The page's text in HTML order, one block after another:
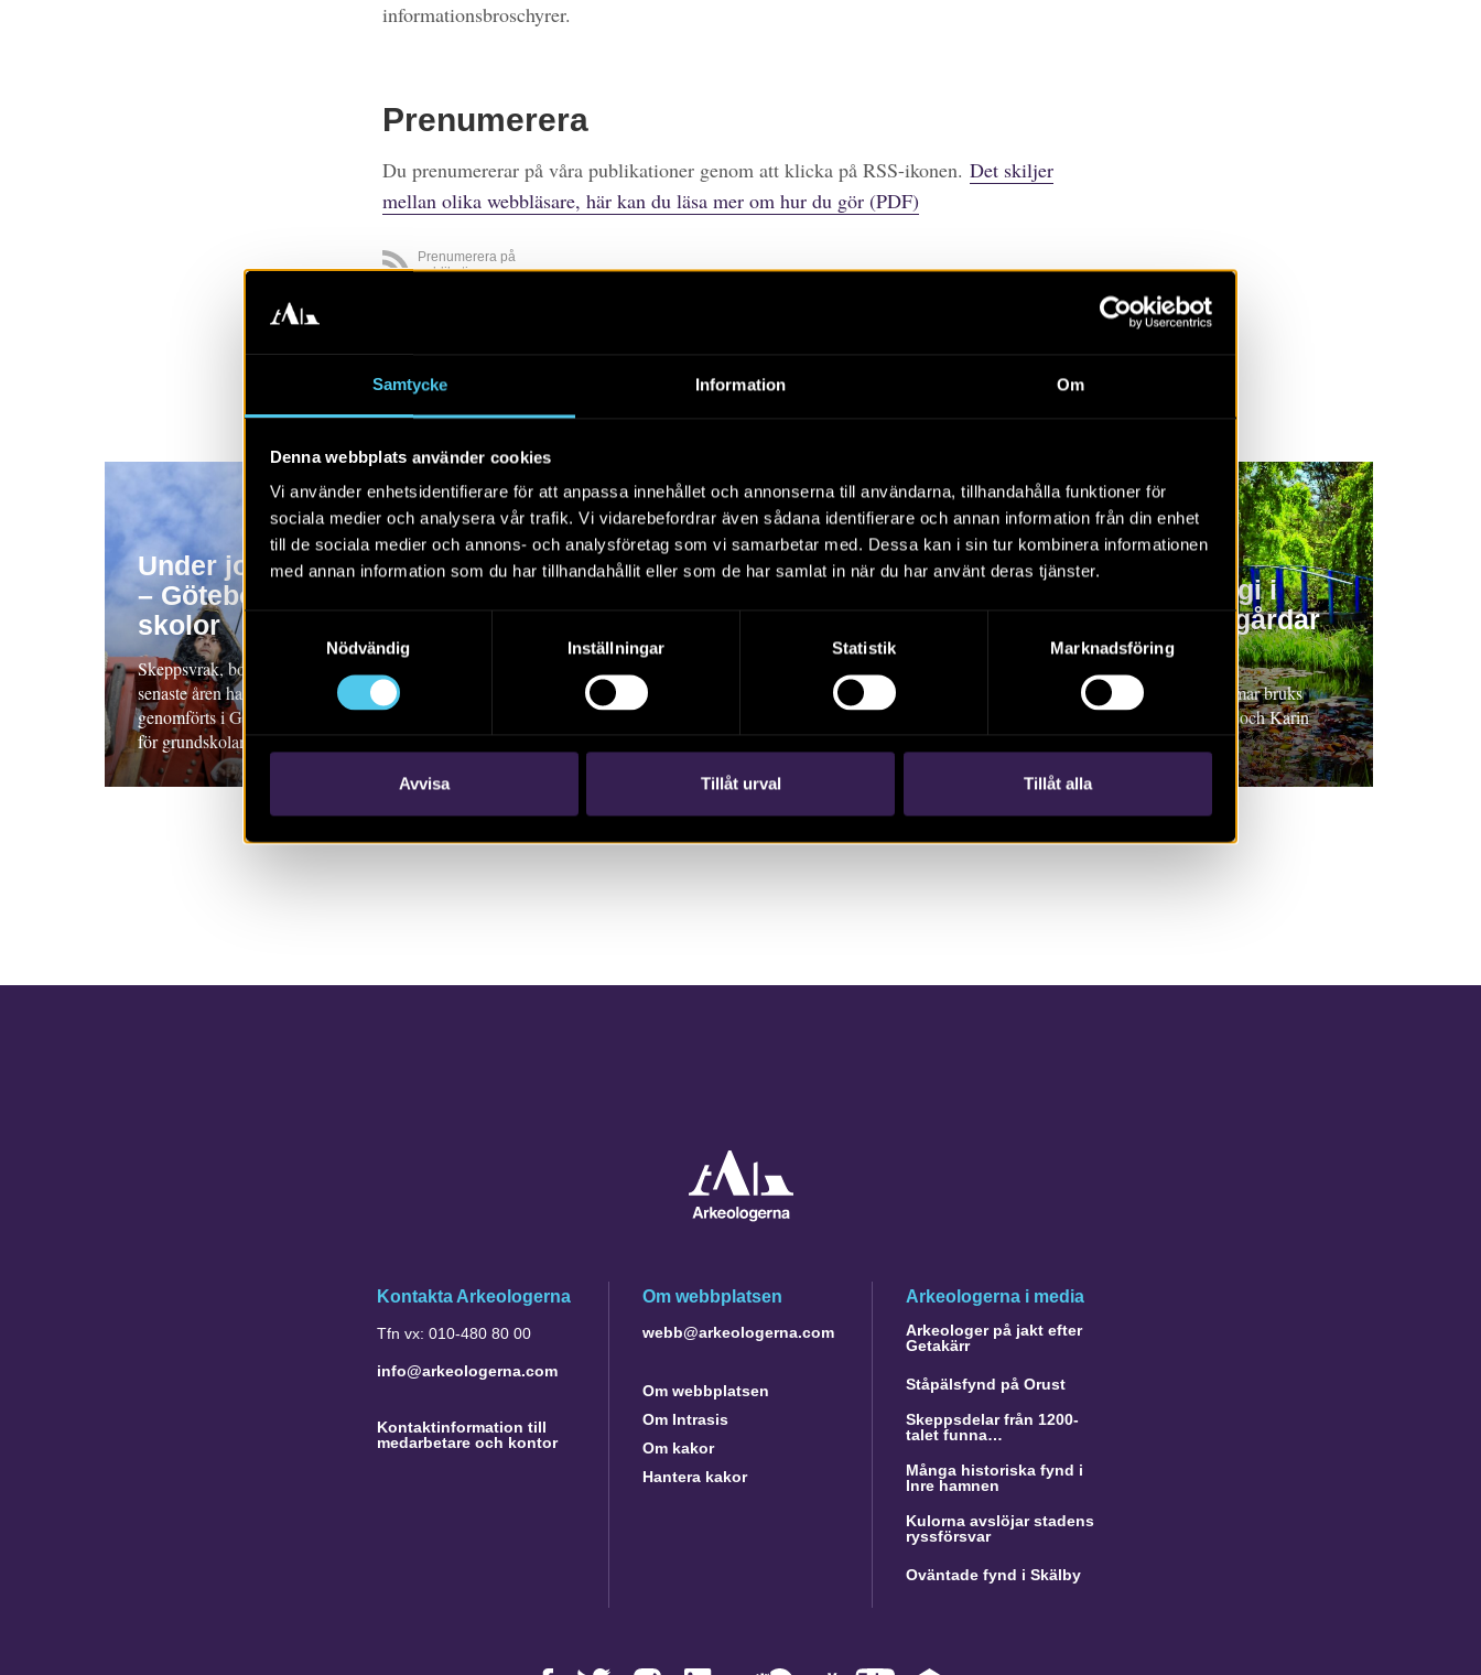
Samtycke Information Om
Denna webbplats använder cookies
Vi använder enhetsidentifierare för att anpassa innehållet och annonserna till användarna, tillhandahålla funktioner för
sociala medier och analysera vår trafik. Vi vidarebefordrar även sådana identifierare och annan information från din enhet
till de sociala medier och annons- och analysföretag som vi samarbetar med. Dessa kan i sin tur kombinera informationen
med annan information som du har tillhandahållit eller som de har samlat in när du har använt deras tjänster.
Nödvändig
Inställningar Statistik Marknadsföring
Avvisa Tillåt urval Tillåt alla
informationsbroschyrer.
Prenumerera
Du prenumererar på våra publikationer genom att klicka på RSS-ikonen. Det skiljer
mellan olika webbläsare, här kan du läsa mer om hur du gör (PDF)
Prenumerera på
publikationer
2026 2022
Under jorden i Göteborg
– Göteborgs historia för
skolor
Skeppsvrak, bostadshus och trädgårdar – de
senaste åren har stora arkeologiska utgrävningar
genomförts i Göteborg. Undervisningsmaterial
för grundskolan.
Arkeologi i Östergötland
2023
Rätt in i bronsåldern igen – med ny teknik. Om
Pryssgården och många andra nya, intressanta
upptäckter inom arkeologin. Tidskrift, 2023.
Trädgårdsarkeologi i
Axmar bruks trädgårdar
och park
Artikel. Trädgårdsarkeologi i Axmar bruks
trädgårdar och park. Inga Blennå och Karin
Kontakta Arkeologerna
Tfn vx: 010-480 80 00
info@arkeologerna.com
Kontaktinformation till
medarbetare och kontor
Om webbplatsen
webb@arkeologerna.com
Om webbplatsen
Om Intrasis
Om kakor
Hantera kakor
Arkeologerna i media
Arkeologer på jakt efter
Getakärr
Ståpälsfynd på Orust
Skeppsdelar från 1200-
talet funna…
Många historiska fynd i
Inre hamnen
Kulorna avslöjar stadens
ryssförsvar
Oväntade fynd i Skälby